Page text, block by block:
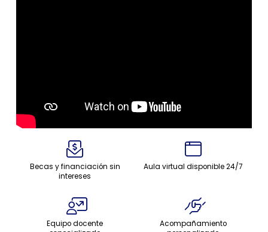
Becas y financiación sin
intereses
Aula virtual disponible 24/7
Equipo docente
Acompañamiento